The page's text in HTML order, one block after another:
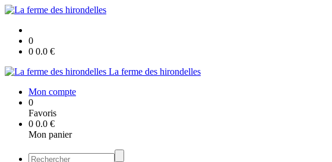
0
0 0.0 €
La ferme des hirondelles
Mon compte
0
Favoris
0 0.0 €
Mon panier